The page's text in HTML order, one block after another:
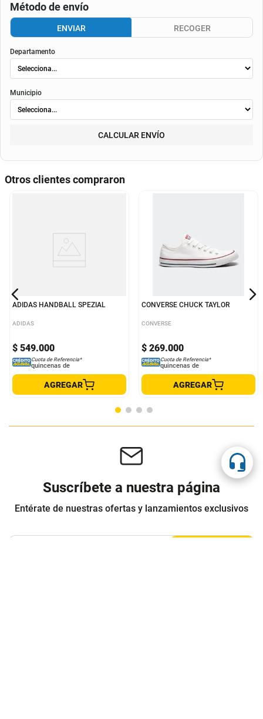
Método de envío
ENVIAR RECOGER
Departamento
Municipio
CALCULAR ENVÍO
Otros clientes compraron
ADIDAS HANDBALL SPEZIAL
ADIDAS
$ 549.000
Cuota de Referencia*
quincenas de
AGREGAR
CONVERSE CHUCK TAYLOR
CONVERSE
$ 269.000
Cuota de Referencia*
quincenas de
AGREGAR
Suscríbete a nuestra página
Entérate de nuestras ofertas y lanzamientos exclusivos